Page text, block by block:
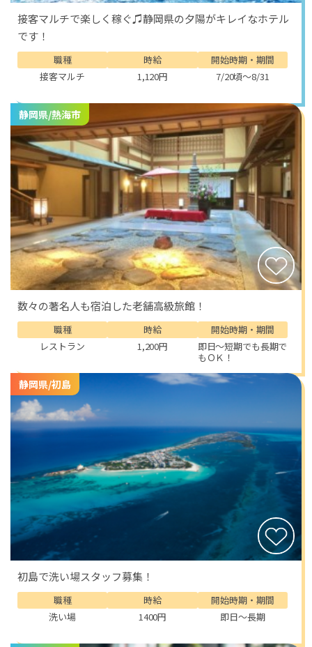
接客マルチで楽しく稼ぐ♫静岡県の夕陽がキレイなホテル
です！
職種
接客マルチ
時給
1,120円
開始時期・期間
7/20頃～8/31
静岡県/熱海市
数々の著名人も宿泊した老舗高級旅館！
職種
レストラン
時給
1,200円
開始時期・期間
即日～短期でも長期で
もＯＫ！
静岡県/初島
初島で洗い場スタッフ募集！
職種
洗い場
時給
1400円
開始時期・期間
即日～長期